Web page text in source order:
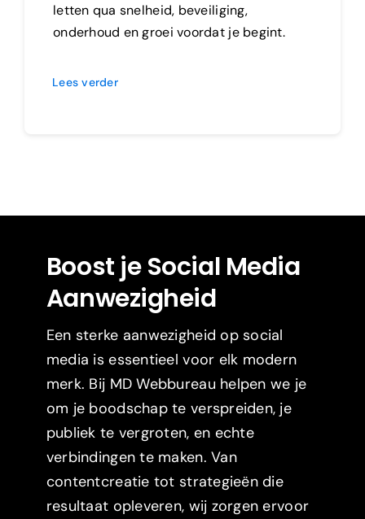
letten qua snelheid, beveiliging,
onderhoud en groei voordat je begint.
Lees verder
Boost je Social Media
Aanwezigheid
Een sterke aanwezigheid op social
media is essentieel voor elk modern
merk. Bij MD Webbureau helpen we je
om je boodschap te verspreiden, je
publiek te vergroten, en echte
verbindingen te maken. Van
contentcreatie tot strategieën die
resultaat opleveren, wij zorgen ervoor